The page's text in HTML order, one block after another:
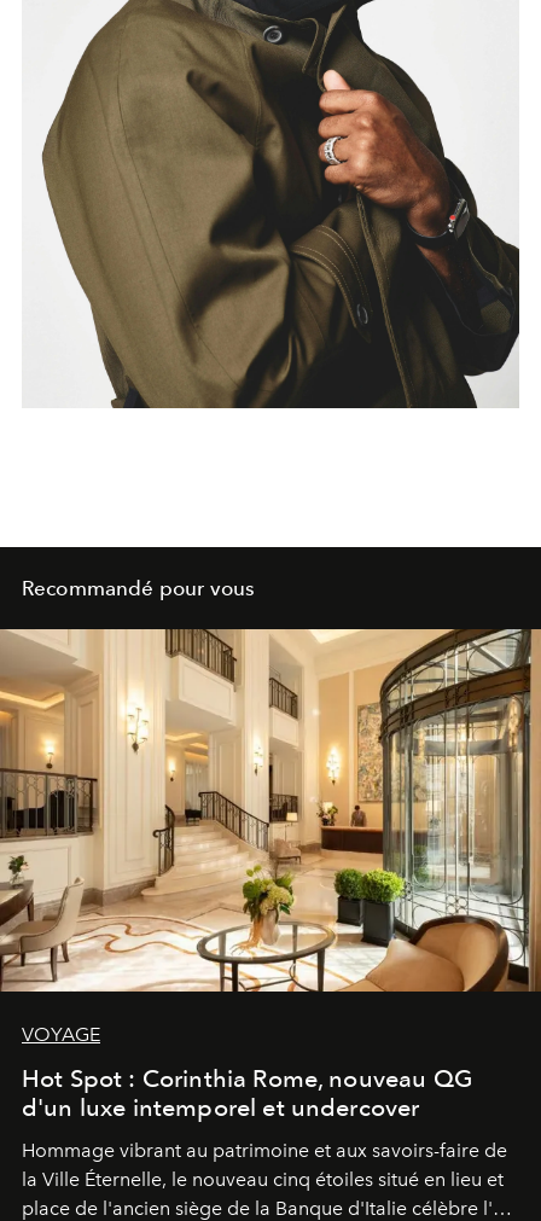
Recommandé pour vous
VOYAGE
Hot Spot : Corinthia Rome, nouveau QG
d'un luxe intemporel et undercover
Hommage vibrant au patrimoine et aux savoirs-faire de
la Ville Éternelle, le nouveau cinq étoiles situé en lieu et
place de l'ancien siège de la Banque d'Italie célèbre l'art